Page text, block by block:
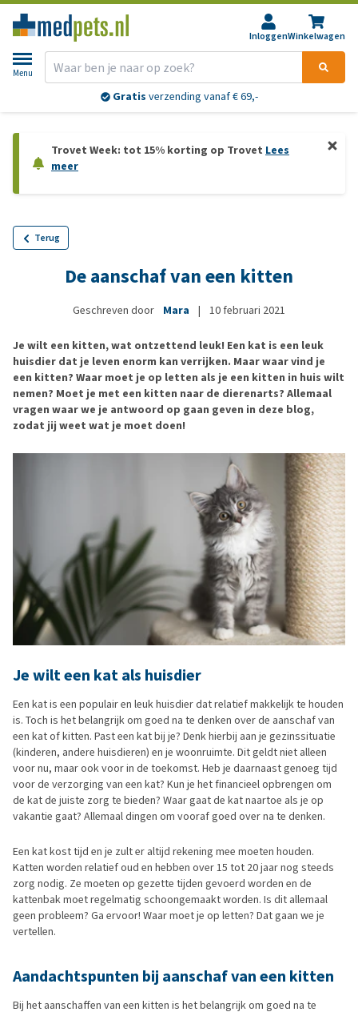
InloggenWinkelwagen
Menu
Gratis verzending vanaf € 69,-
Trovet Week: tot 15% korting op Trovet Lees
meer
Terug
De aanschaf van een kitten
Geschreven door Mara | 10 februari 2021
Je wilt een kitten, wat ontzettend leuk! Een kat is een leuk
huisdier dat je leven enorm kan verrijken. Maar waar vind je
een kitten? Waar moet je op letten als je een kitten in huis wilt
nemen? Moet je met een kitten naar de dierenarts? Allemaal
vragen waar we je antwoord op gaan geven in deze blog,
zodat jij weet wat je moet doen!
Je wilt een kat als huisdier
Een kat is een populair en leuk huisdier dat relatief makkelijk te houden
is. Toch is het belangrijk om goed na te denken over de aanschaf van
een kat of kitten. Past een kat bij je? Denk hierbij aan je gezinssituatie
(kinderen, andere huisdieren) en je woonruimte. Dit geldt niet alleen
voor nu, maar ook voor in de toekomst. Heb je daarnaast genoeg tijd
voor de verzorging van een kat? Kun je het financieel opbrengen om
de kat de juiste zorg te bieden? Waar gaat de kat naartoe als je op
vakantie gaat? Allemaal dingen om vooraf goed over na te denken.
Een kat kost tijd en je zult er altijd rekening mee moeten houden.
Katten worden relatief oud en hebben over 15 tot 20 jaar nog steeds
zorg nodig. Ze moeten op gezette tijden gevoerd worden en de
kattenbak moet regelmatig schoongemaakt worden. Is dit allemaal
geen probleem? Ga ervoor! Waar moet je op letten? Dat gaan we je
vertellen.
Aandachtspunten bij aanschaf van een kitten
Bij het aanschaffen van een kitten is het belangrijk om goed na te